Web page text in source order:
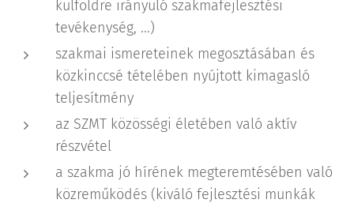
külföldre irányuló szakmafejlesztési
tevékenység, ...)
szakmai ismereteinek megosztásában és
közkinccsé tételében nyújtott kimagasló
teljesítmény
az SZMT közösségi életében való aktív
részvétel
a szakma jó hírének megteremtésében való
közreműködés (kiváló fejlesztési munkák